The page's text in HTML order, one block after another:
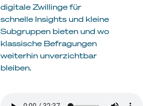
digitale Zwillinge für
schnelle Insights und kleine
Subgruppen bieten und wo
klassische Befragungen
weiterhin unverzichtbar
bleiben.